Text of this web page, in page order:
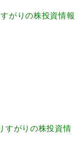
がりの株投資情報
すがりの株投資情